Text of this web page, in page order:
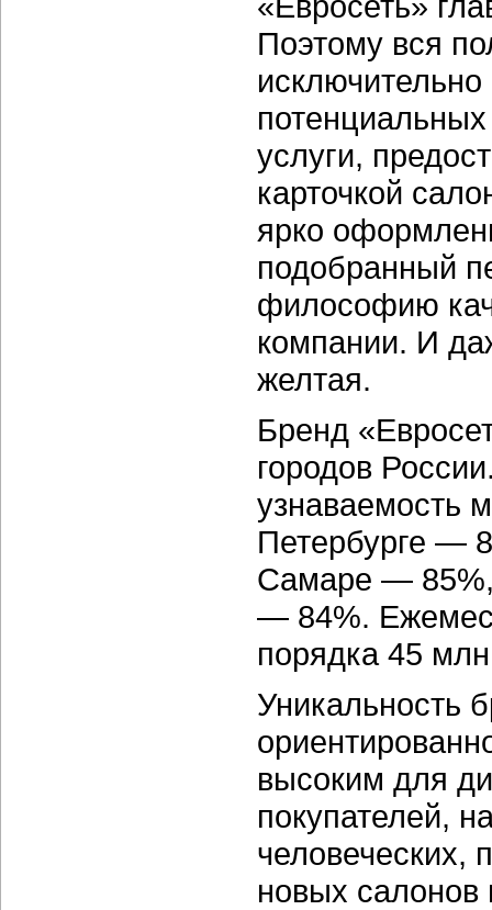
Поэтому вся
услуги,
карточкой
ярко
подобранный
философию
компании. И
желтая.
Бренд
городов
узнаваемость
Петербурге —
Самаре — 85%,
— 84%.
порядка 45
Уникальность
высоким для
покупателей,
человеческих,
новых салонов